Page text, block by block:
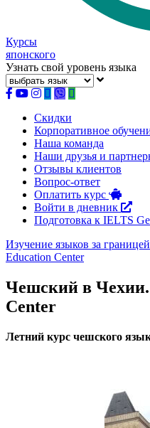
Курсы
японского
Узнать свой уровень языка
Скидки
Корпоративное
Наша команда
Наши друзья и
Отзывы клиентов
Вопрос-ответ
Оплатить курс
Войти в дневник
Подготовка к IELTS
Изучение языков за границей
Education Center
Чешский в
Center
Летний курс чешского